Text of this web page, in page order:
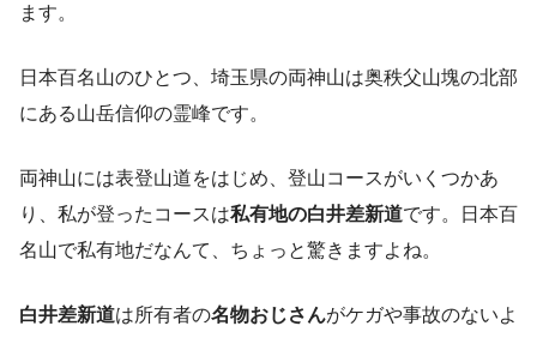
ます。
日本百名山のひとつ、埼玉県の両神山は奥秩父山塊の北部
にある山岳信仰の霊峰です。
両神山には表登山道をはじめ、登山コースがいくつかあ
り、私が登ったコースは私有地の白井差新道です。日本百
名山で私有地だなんて、ちょっと驚きますよね。
白井差新道は所有者の名物おじさんがケガや事故のないよ